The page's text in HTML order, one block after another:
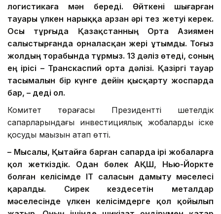
логистикаға мән береді. Өйткені шығарған
тауары үлкен нарыққа арзан әрі тез жетуі керек.
Осы тұрғыда Қазақстанның Орта Азиямен
салыстырғанда орналасқан жері ұтымды. Тоғыз
жолдың торабында тұрмыз. 13 дәліз өтеді, соның
ең ірісі – Транскаспий орта дәлізі. Қазіргі тауар
тасымалын бір күнге дейін қысқарту жоспарда
бар, – деді ол.
Комитет төрағасы Президенттің шетелдік
сапарларындағы инвестициялық жобаларды іске
қосудың маңызын атап өтті.
– Мысалы, Қытайға барған сапарда ірі жобаларға
қол жеткіздік. Одан бөлек АҚШ, Нью-Йоркте
болған келісімде ІТ саласын дамыту мәселесі
қаралды. Сирек кездесетін металдар
мәселесінде үлкен келісімдерге қол қойылып